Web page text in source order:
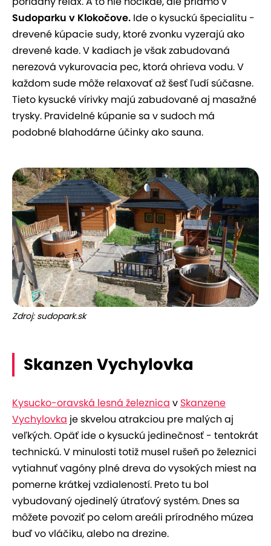
Sudoparku v Klokočove. Ide o kysuckú špecialitu -
drevené kúpacie sudy, ktoré zvonku vyzerajú ako
drevené kade. V kadiach je však zabudovaná
nerezová vykurovacia pec, ktorá ohrieva vodu. V
každom sude môže relaxovať až šesť ľudí súčasne.
Tieto kysucké vírivky majú zabudované aj masažné
trysky. Pravidelné kúpanie sa v sudoch má
podobné blahodárne účinky ako sauna.
Zdroj: sudopark.sk
Skanzen Vychylovka
Kysucko-oravská lesná železnica v Skanzene
Vychylovka je skvelou atrakciou pre malých aj
veľkých. Opäť ide o kysuckú jedinečnosť - tentokrát
technickú. V minulosti totiž musel rušeň po železnici
vytiahnuť vagóny plné dreva do vysokých miest na
pomerne krátkej vzdialeností. Preto tu bol
vybudovaný ojedinelý útraťový systém. Dnes sa
môžete povoziť po celom areáli prírodného múzea
buď vo vláčiku, alebo na drezine.